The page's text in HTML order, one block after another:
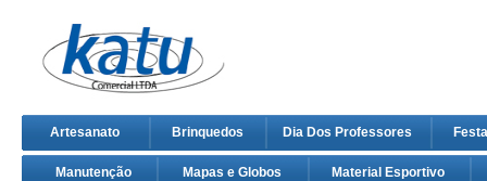
Artesanato Brinquedos Dia Dos Professores
Manutenção Mapas e Globos Material Esportivo